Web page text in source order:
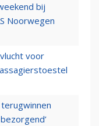
bij
Noorwegen
voor